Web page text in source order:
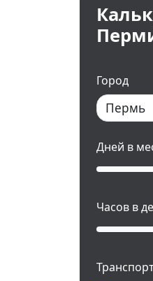
Город
Дней в
Часов в